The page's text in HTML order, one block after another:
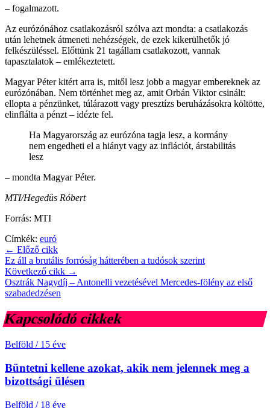
– fogalmazott.
Az eurózónához csatlakozásról szólva azt mondta: a csatlakozás
után lehetnek átmeneti nehézségek, de ezek kikerülhetők jó
felkészüléssel. Előttünk 21 tagállam csatlakozott, vannak
tapasztalatok – emlékeztetett.
Magyar Péter kitért arra is, mitől lesz jobb a magyar embereknek az
eurózónában. Nem történhet meg az, amit Orbán Viktor csinált:
ellopta a pénzünket, túlárazott vagy presztízs beruházásokra költötte,
elinflálta a pénzt – idézte fel.
Ha Magyarország az eurózóna tagja lesz, a kormány
nem engedheti el a hiányt vagy az inflációt, árstabilitás
lesz
– mondta Magyar Péter.
MTI/Hegedüs Róbert
Forrás: MTI
Címkék: euró
← Előző cikk
Ez áll a brutális forróság hátterében a tudósok szerint
Következő cikk →
Osztrák Nagydíj – Antonelli vezetésével Mercedes-fölény az első
szabadedzésen
Kapcsolódó cikkek
Belföld / 15 éve
Büntetni kellene azokat, akik nem jelennek meg a
bizottsági ülésen
Belföld / 18 éve